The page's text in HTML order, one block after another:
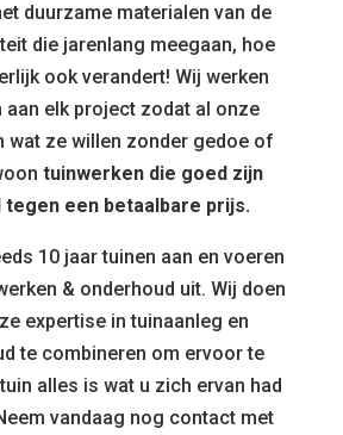
duurzame materialen van de
die jarenlang meegaan, hoe
ook verandert! Wij werken
aan elk project zodat al onze
wat ze willen zonder gedoe of
tuinwerken die goed zijn
een betaalbare prijs.
10 jaar tuinen aan en voeren
& onderhoud uit. Wij doen
expertise in tuinaanleg en
te combineren om ervoor te
alles is wat u zich ervan had
vandaag nog contact met